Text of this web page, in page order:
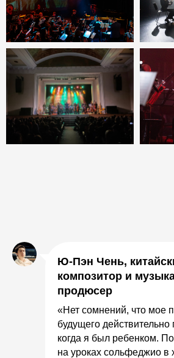
Ю-Пэн Чень,
композитор и
продюсер
«Нет сомнений, что мое
будущего действительно
когда я был ребенком.
на уроках сольфеджио в